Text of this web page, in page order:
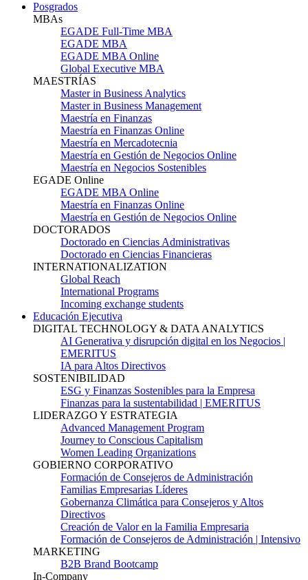
Posgrados
MBAs
EGADE Full-Time MBA
EGADE MBA
EGADE MBA Online
Global Executive MBA
MAESTRÍAS
Master in Business Analytics
Master in Business Management
Maestría en Finanzas
Maestría en Finanzas Online
Maestría en Mercadotecnia
Maestría en Gestión de Negocios Online
Maestría en Negocios Sostenibles
EGADE Online
EGADE MBA Online
Maestría en Finanzas Online
Maestría en Gestión de Negocios Online
DOCTORADOS
Doctorado en Ciencias Administrativas
Doctorado en Ciencias Financieras
INTERNATIONALIZATION
Global Reach
International Programs
Incoming exchange students
Educación Ejecutiva
DIGITAL TECHNOLOGY & DATA ANALYTICS
AI Generativa y disrupción digital en los Negocios |
EMERITUS
IA para Altos Directivos
SOSTENIBILIDAD
ESG y Finanzas Sostenibles para la Empresa
Finanzas para la sustentabilidad | EMERITUS
LIDERAZGO Y ESTRATEGIA
Advanced Management Program
Journey to Conscious Capitalism
Women Leading Organizations
GOBIERNO CORPORATIVO
Formación de Consejeros de Administración
Familias Empresarias Líderes
Gobernanza Climática para Consejeros y Altos
Directivos
Creación de Valor en la Familia Empresaria
Formación de Consejeros de Administración | Intensivo
MARKETING
B2B Brand Bootcamp
In-Company